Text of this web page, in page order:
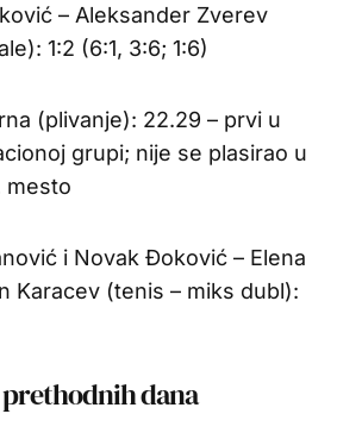
– Aleksander Zverev
1:2 (6:1, 3:6; 1:6)
(plivanje): 22.29 – prvi u
grupi; nije se plasirao u
mesto
i Novak Đoković – Elena
Karacev (tenis – miks dubl):
dana